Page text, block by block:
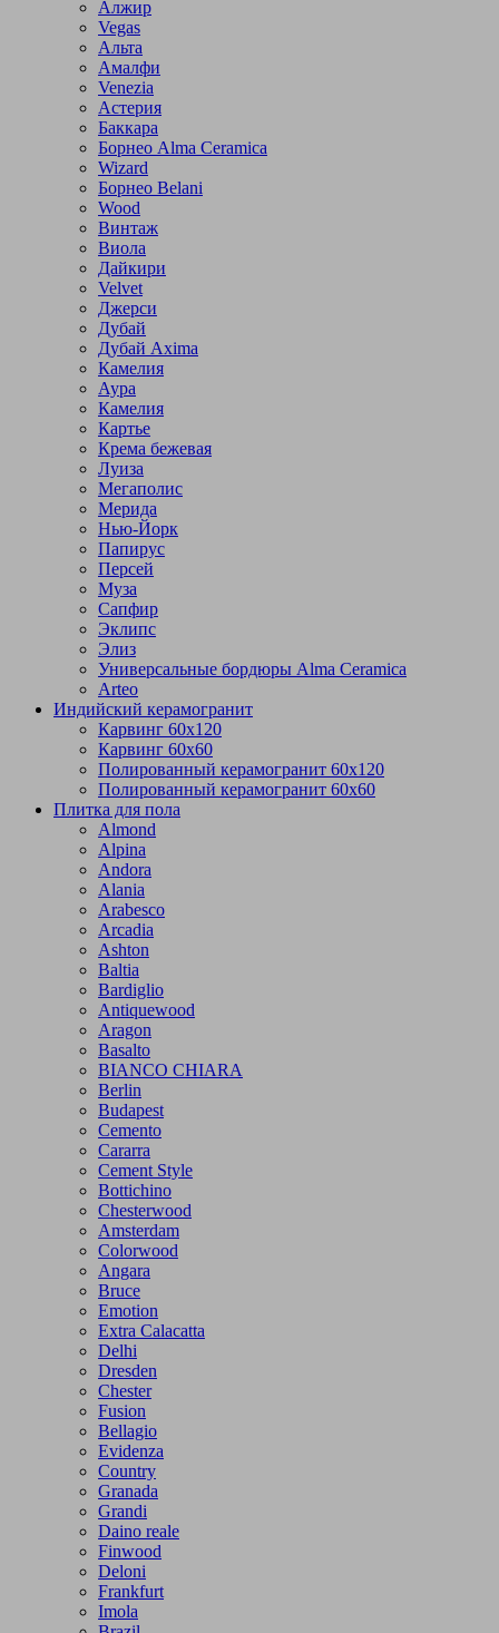
Алжир
Vegas
Альта
Амалфи
Venezia
Астерия
Баккара
Борнео Alma Ceramica
Wizard
Борнео Belani
Wood
Винтаж
Виола
Дайкири
Velvet
Джерси
Дубай
Дубай Axima
Камелия
Аура
Камелия
Картье
Крема бежевая
Луиза
Мегаполис
Мерида
Нью-Йорк
Папирус
Персей
Муза
Сапфир
Эклипс
Элиз
Универсальные бордюры Alma Ceramica
Arteo
Индийский керамогранит
Карвинг 60х120
Карвинг 60х60
Полированный керамогранит 60х120
Полированный керамогранит 60х60
Плитка для пола
Almond
Alpina
Andora
Alania
Arabesco
Arcadia
Ashton
Baltia
Bardiglio
Antiquewood
Aragon
Basalto
BIANCO CHIARA
Berlin
Budapest
Cemento
Cararra
Cement Style
Bottichino
Chesterwood
Amsterdam
Colorwood
Angara
Bruce
Emotion
Extra Calacatta
Delhi
Dresden
Chester
Fusion
Bellagio
Evidenza
Country
Granada
Grandi
Daino reale
Finwood
Deloni
Frankfurt
Imola